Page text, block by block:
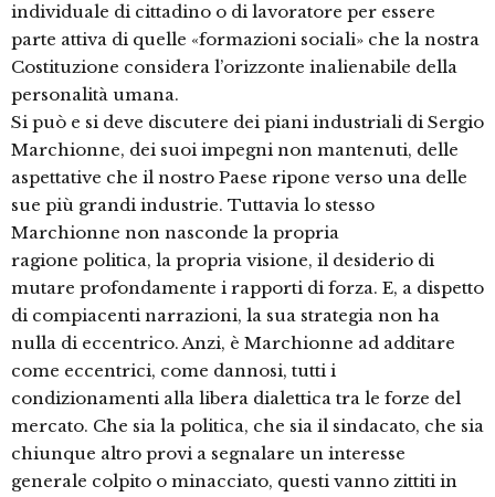
individuale di cittadino o di lavoratore per essere
parte attiva di quelle «formazioni sociali» che la nostra
Costituzione considera l’orizzonte inalienabile della
personalità umana.
Si può e si deve discutere dei piani industriali di Sergio
Marchionne, dei suoi impegni non mantenuti, delle
aspettative che il nostro Paese ripone verso una delle
sue più grandi industrie. Tuttavia lo stesso
Marchionne non nasconde la propria
ragione politica, la propria visione, il desiderio di
mutare profondamente i rapporti di forza. E, a dispetto
di compiacenti narrazioni, la sua strategia non ha
nulla di eccentrico. Anzi, è Marchionne ad additare
come eccentrici, come dannosi, tutti i
condizionamenti alla libera dialettica tra le forze del
mercato. Che sia la politica, che sia il sindacato, che sia
chiunque altro provi a segnalare un interesse
generale colpito o minacciato, questi vanno zittiti in